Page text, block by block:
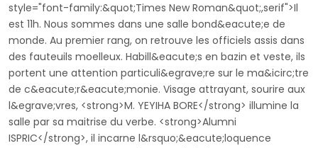
style="font-family:&quot;Times New Roman&quot;,serif">Il
est 11h. Nous sommes dans une salle bond&eacute;e de
monde. Au premier rang, on retrouve les officiels assis dans
des fauteuils moelleux. Habill&eacute;s en bazin et veste, ils
portent une attention particuli&egrave;re sur le ma&icirc;tre
de c&eacute;r&eacute;monie. Visage attrayant, sourire aux
l&egrave;vres, <strong>M. YEYIHA BORE</strong> illumine la
salle par sa maitrise du verbe. <strong>Alumni
ISPRIC</strong>, il incarne l&rsquo;&eacute;loquence